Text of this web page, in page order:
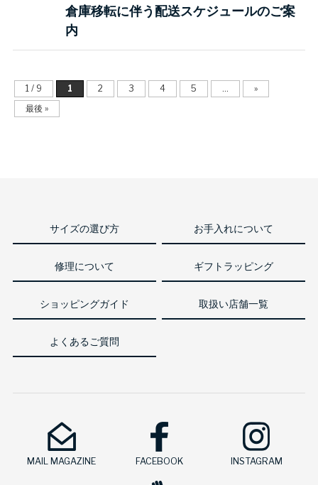
倉庫移転に伴う配送スケジュールのご案
内
1 / 9 1 2 3 4 5 ...
»
最後 »
サイズの選び方 お手入れについて
修理について ギフトラッピング
ショッピングガイド 取扱い店舗一覧
よくあるご質問
MAIL MAGAZINE FACEBOOK INSTAGRAM